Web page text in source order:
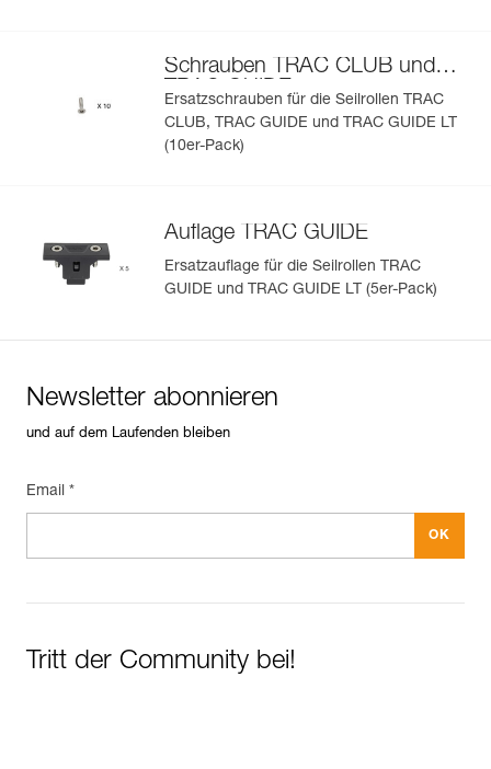
Schrauben TRAC CLUB und
TRAC GUIDE
Ersatzschrauben für die Seilrollen TRAC
CLUB, TRAC GUIDE und TRAC GUIDE LT
(10er-Pack)
Auflage TRAC GUIDE
Ersatzauflage für die Seilrollen TRAC
GUIDE und TRAC GUIDE LT (5er-Pack)
Newsletter abonnieren
und auf dem Laufenden bleiben
Email *
Tritt der Community bei!